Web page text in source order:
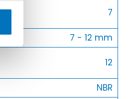
7
7 - 12 mm
12
NBR